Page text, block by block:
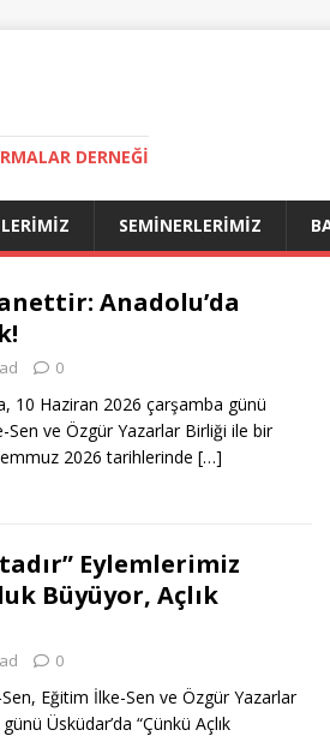
DERNEĞI
SEMINERLERIMIZ
Anadolu’da
0
10 Haziran 2026 çarşamba günü
Sen ve Özgür Yazarlar Birliği ile bir
2026 tarihlerinde […]
Eylemlerimiz
Büyüyor, Açlık
0
Eğitim İlke-Sen ve Özgür Yazarlar
Üsküdar’da “Çünkü Açlık